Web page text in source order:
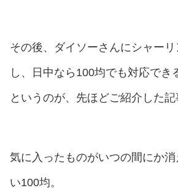
その後、ダイソーさんにシャー
し、日中なら100均でも対応でき
というのが、先ほどご紹介した記
気に入ったものがいつの間にか
い100均。